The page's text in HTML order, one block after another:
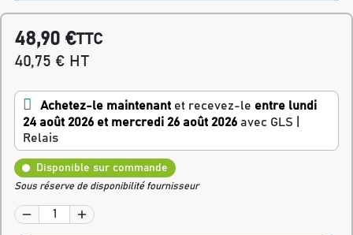
48,90 €TTC
40,75 € HT
Achetez-le maintenant et recevez-le entre lundi
24 août 2026 et mercredi 26 août 2026 avec GLS |
Relais
Disponible sur commande
Sous réserve de disponibilité fournisseur